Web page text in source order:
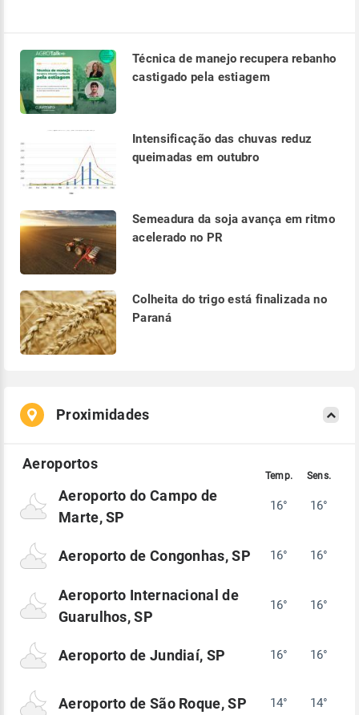
Técnica de manejo recupera rebanho
castigado pela estiagem
Intensificação das chuvas reduz
queimadas em outubro
Semeadura da soja avança em ritmo
acelerado no PR
Colheita do trigo está finalizada no
Paraná
Proximidades
Aeroporto do Campo de
Marte, SP
16° 16°
Aeroporto de Congonhas, SP 16° 16°
Aeroporto Internacional de
Guarulhos, SP
16° 16°
Aeroporto de Jundiaí, SP 16° 16°
Aeroporto de São Roque, SP 14° 14°